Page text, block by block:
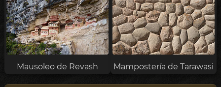
Mausoleo de Revash Mampostería de Tarawasi